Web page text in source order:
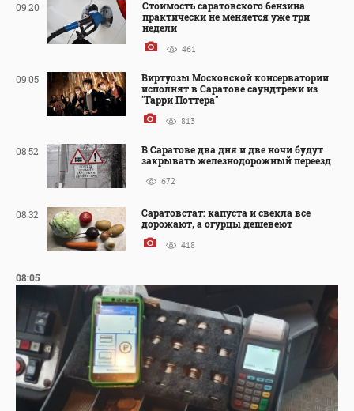
09:20
Стоимость саратовского бензина
практически не меняется уже три
недели
461
09:05
Виртуозы Московской консерватории
исполнят в Саратове саундтреки из
"Гарри Поттера"
813
08:52
В Саратове два дня и две ночи будут
закрывать железнодорожный переезд
672
08:32
Саратовстат: капуста и свекла все
дорожают, а огурцы дешевеют
418
08:05